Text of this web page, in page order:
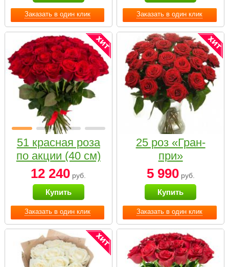
Заказать в один клик Заказать в один клик
Заказать в один клик
51 красная роза
по акции (40 см)
12 240 руб.
Купить
Заказать в один клик
25 роз «Гран-
при»
5 990руб.
Купить